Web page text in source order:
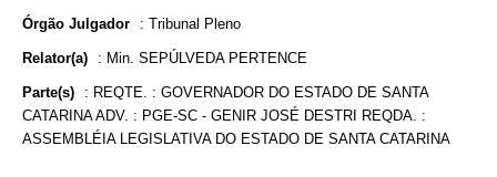
Órgão Julgador : Tribunal Pleno
Relator(a) : Min. SEPÚLVEDA PERTENCE
Parte(s) : REQTE. : GOVERNADOR DO ESTADO DE SANTA
CATARINA ADV. : PGE-SC - GENIR JOSÉ DESTRI REQDA. :
ASSEMBLÉIA LEGISLATIVA DO ESTADO DE SANTA CATARINA